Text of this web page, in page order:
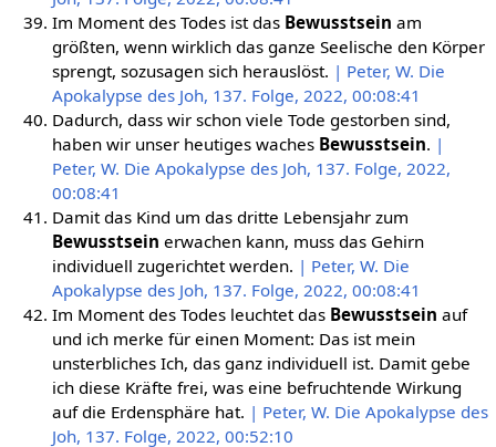
Im Moment des Todes ist das Bewusstsein am
größten, wenn wirklich das ganze Seelische den Körper
sprengt, sozusagen sich herauslöst. | Peter, W. Die
Apokalypse des Joh, 137. Folge, 2022, 00:08:41
Dadurch, dass wir schon viele Tode gestorben sind,
haben wir unser heutiges waches Bewusstsein. |
Peter, W. Die Apokalypse des Joh, 137. Folge, 2022,
00:08:41
Damit das Kind um das dritte Lebensjahr zum
Bewusstsein erwachen kann, muss das Gehirn
individuell zugerichtet werden. | Peter, W. Die
Apokalypse des Joh, 137. Folge, 2022, 00:08:41
Im Moment des Todes leuchtet das Bewusstsein auf
und ich merke für einen Moment: Das ist mein
unsterbliches Ich, das ganz individuell ist. Damit gebe
ich diese Kräfte frei, was eine befruchtende Wirkung
auf die Erdensphäre hat. | Peter, W. Die Apokalypse des
Joh, 137. Folge, 2022, 00:52:10